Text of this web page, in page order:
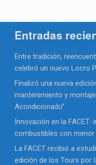
Entradas
Entre tradición,
celebró un nuevo Locro
Finalizó una nueva
mantenimiento y
Acondicionado”
Innovación en la
combustibles con
La FACET recibió a
edición de los Tours por